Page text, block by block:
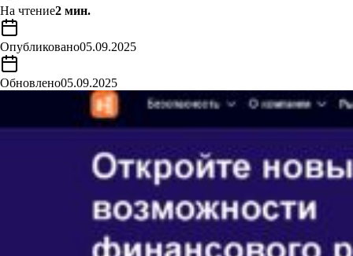
На чтение2 мин.
Опубликовано05.09.2025
Обновлено05.09.2025